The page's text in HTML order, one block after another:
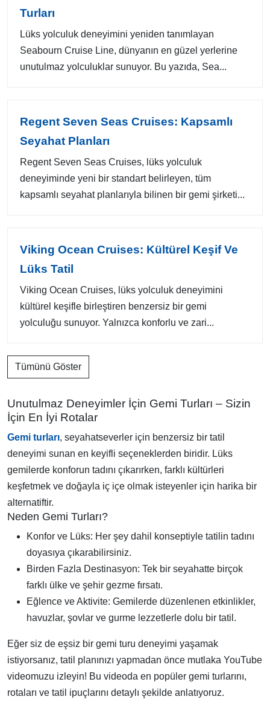
Turları
Lüks yolculuk deneyimini yeniden tanımlayan
Seabourn Cruise Line, dünyanın en güzel yerlerine
unutulmaz yolculuklar sunuyor. Bu yazıda, Sea...
Regent Seven Seas Cruises: Kapsamlı
Seyahat Planları
Regent Seven Seas Cruises, lüks yolculuk
deneyiminde yeni bir standart belirleyen, tüm
kapsamlı seyahat planlarıyla bilinen bir gemi şirketi...
Viking Ocean Cruises: Kültürel Keşif Ve
Lüks Tatil
Viking Ocean Cruises, lüks yolculuk deneyimini
kültürel keşifle birleştiren benzersiz bir gemi
yolculuğu sunuyor. Yalnızca konforlu ve zari...
Tümünü Göster
Unutulmaz Deneyimler İçin Gemi Turları – Sizin
İçin En İyi Rotalar
Gemi turları, seyahatseverler için benzersiz bir tatil
deneyimi sunan en keyifli seçeneklerden biridir. Lüks
gemilerde konforun tadını çıkarırken, farklı kültürleri
keşfetmek ve doğayla iç içe olmak isteyenler için harika bir
alternatiftir.
Neden Gemi Turları?
Konfor ve Lüks: Her şey dahil konseptiyle tatilin tadını
doyasıya çıkarabilirsiniz.
Birden Fazla Destinasyon: Tek bir seyahatte birçok
farklı ülke ve şehir gezme fırsatı.
Eğlence ve Aktivite: Gemilerde düzenlenen etkinlikler,
havuzlar, şovlar ve gurme lezzetlerle dolu bir tatil.
Eğer siz de eşsiz bir gemi turu deneyimi yaşamak
istiyorsanız, tatil planınızı yapmadan önce mutlaka YouTube
videomuzu izleyin! Bu videoda en popüler gemi turlarını,
rotaları ve tatil ipuçlarını detaylı şekilde anlatıyoruz.